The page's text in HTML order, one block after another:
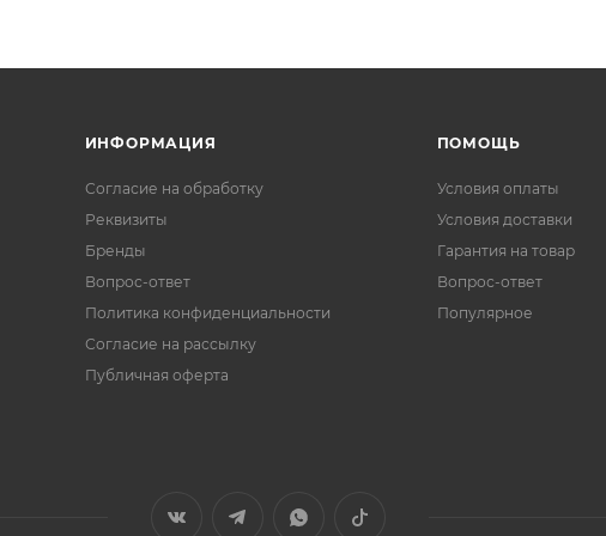
ИНФОРМАЦИЯ
Согласие на обработку
Реквизиты
Бренды
Вопрос-ответ
Политика конфиденциальности
Согласие на рассылку
Публичная оферта
ПОМОЩЬ
Условия оплаты
Условия доставки
Гарантия на товар
Вопрос-ответ
Популярное